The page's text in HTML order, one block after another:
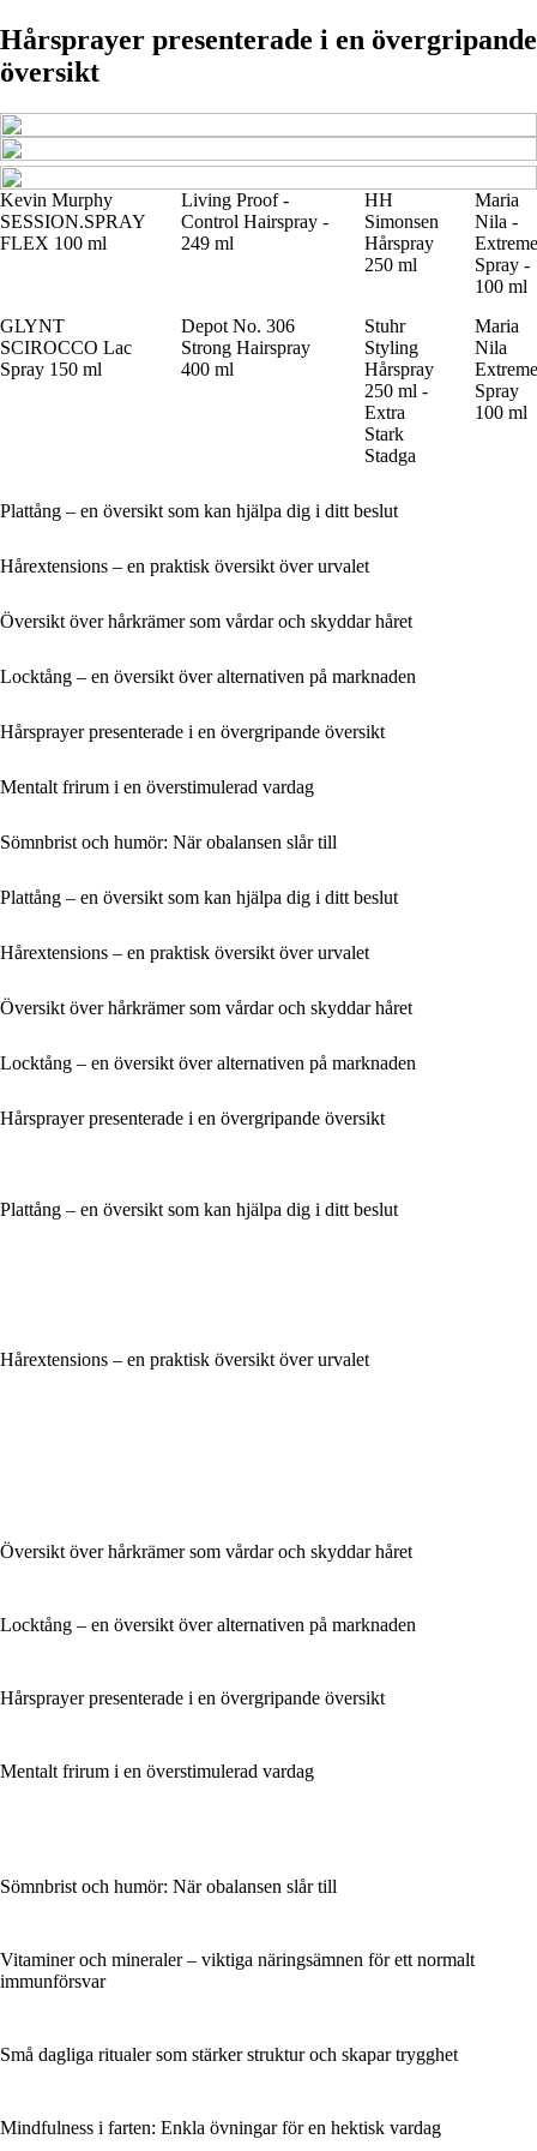
Hårsprayer presenterade i en övergripande
översikt
Kevin Murphy
SESSION.SPRAY
FLEX 100 ml
Living Proof -
Control Hairspray -
249 ml
HH
Simonsen
Hårspray
250 ml
Maria
Nila -
Extreme
Spray -
100 ml
GLYNT
SCIROCCO Lac
Spray 150 ml
Depot No. 306
Strong Hairspray
400 ml
Stuhr
Styling
Hårspray
250 ml -
Extra
Stark
Stadga
Maria
Nila
Extreme
Spray
100 ml
Plattång – en översikt som kan hjälpa dig i ditt beslut
Hårextensions – en praktisk översikt över urvalet
Översikt över hårkrämer som vårdar och skyddar håret
Locktång – en översikt över alternativen på marknaden
Hårsprayer presenterade i en övergripande översikt
Mentalt frirum i en överstimulerad vardag
Sömnbrist och humör: När obalansen slår till
Plattång – en översikt som kan hjälpa dig i ditt beslut
Hårextensions – en praktisk översikt över urvalet
Översikt över hårkrämer som vårdar och skyddar håret
Locktång – en översikt över alternativen på marknaden
Hårsprayer presenterade i en övergripande översikt
Plattång – en översikt som kan hjälpa dig i ditt beslut
Hårextensions – en praktisk översikt över urvalet
Översikt över hårkrämer som vårdar och skyddar håret
Locktång – en översikt över alternativen på marknaden
Hårsprayer presenterade i en övergripande översikt
Mentalt frirum i en överstimulerad vardag
Sömnbrist och humör: När obalansen slår till
Vitaminer och mineraler – viktiga näringsämnen för ett normalt
immunförsvar
Små dagliga ritualer som stärker struktur och skapar trygghet
Mindfulness i farten: Enkla övningar för en hektisk vardag